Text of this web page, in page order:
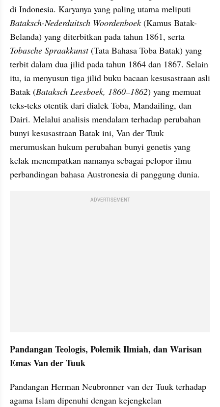
Bataksch-Nederduitsch Woordenboek (Kamus Batak-
Tobasche Spraakkunst (Tata Bahasa Toba Batak) yang
terbit dalam dua jilid pada tahun 1864 dan 1867. Selain
itu, ia menyusun tiga jilid buku bacaan kesusastraan asli
Batak (Bataksch Leesboek, 1860–1862) yang memuat
teks-teks otentik dari dialek Toba, Mandailing, dan
Dairi. Melalui analisis mendalam terhadap perubahan
bunyi kesusastraan Batak ini, Van der Tuuk
merumuskan hukum perubahan bunyi genetis yang
kelak menempatkan namanya sebagai pelopor ilmu
perbandingan bahasa Austronesia di panggung dunia.
ADVERTISEMENT
Pandangan Teologis, Polemik Ilmiah, dan Warisan
Emas Van der Tuuk
Pandangan Herman Neubronner van der Tuuk terhadap
agama Islam dipenuhi dengan kejengkelan